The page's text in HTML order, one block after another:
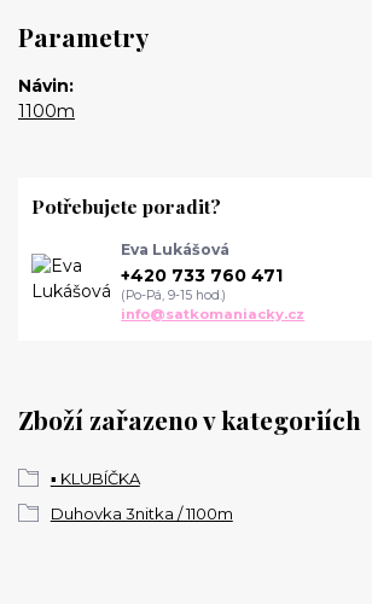
Parametry
Návin
1100m
Zboží zařazeno v kategoriích
▪️ KLUBÍČKA
Duhovka 3nitka / 1100m
Potřebujete poradit?
Eva Lukášová
+420 733 760 471
(Po-Pá, 9-15 hod.)
info@satkomaniacky.cz